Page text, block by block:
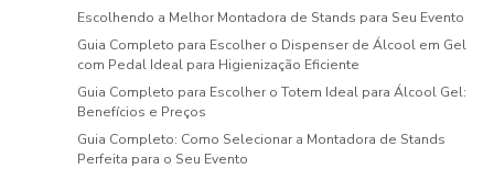
Escolhendo a Melhor Montadora de Stands para Seu Evento
Guia Completo para Escolher o Dispenser de Álcool em Gel
com Pedal Ideal para Higienização Eficiente
Guia Completo para Escolher o Totem Ideal para Álcool Gel:
Benefícios e Preços
Guia Completo: Como Selecionar a Montadora de Stands
Perfeita para o Seu Evento